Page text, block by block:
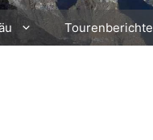
Tourenberichte